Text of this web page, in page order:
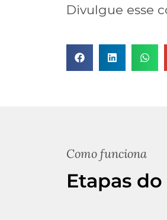
Divulgue esse
Como funciona
Etapas